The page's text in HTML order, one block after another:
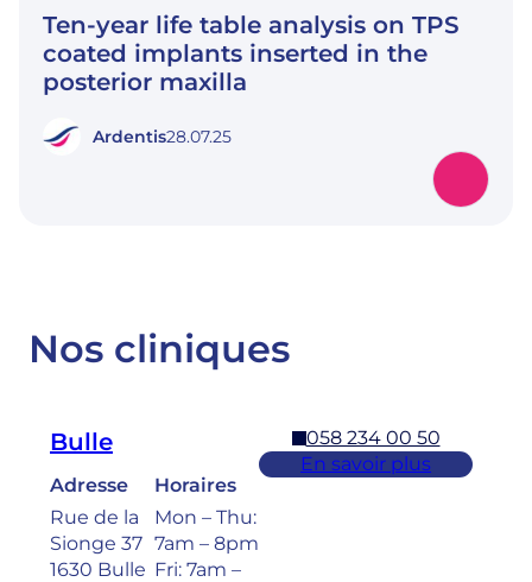
Ten-year life table analysis on TPS
coated implants inserted in the
posterior maxilla
Ardentis28.07.25
Nos cliniques
Bulle
Adresse
Rue de la
Sionge 37
1630 Bulle
Horaires
Mon – Thu:
7am – 8pm
Fri: 7am –
058 234 00 50
En savoir plus